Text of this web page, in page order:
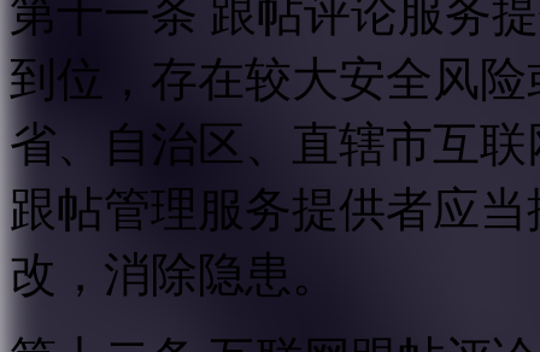
第十一条 跟帖评论服务
到位，存在较大安全风
省、自治区、直辖市互
跟帖管理服务提供者应
改，消除隐患。